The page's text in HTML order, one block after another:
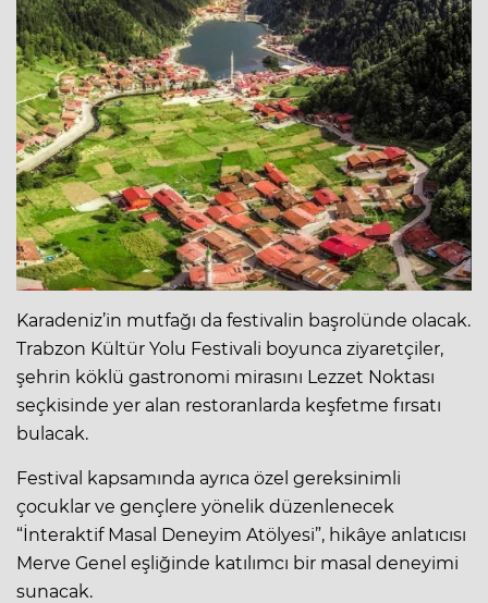
Karadeniz’in mutfağı da festivalin başrolünde olacak.
Trabzon Kültür Yolu Festivali boyunca ziyaretçiler,
şehrin köklü gastronomi mirasını Lezzet Noktası
seçkisinde yer alan restoranlarda keşfetme fırsatı
bulacak.
Festival kapsamında ayrıca özel gereksinimli
çocuklar ve gençlere yönelik düzenlenecek
“İnteraktif Masal Deneyim Atölyesi”, hikâye anlatıcısı
Merve Genel eşliğinde katılımcı bir masal deneyimi
sunacak.